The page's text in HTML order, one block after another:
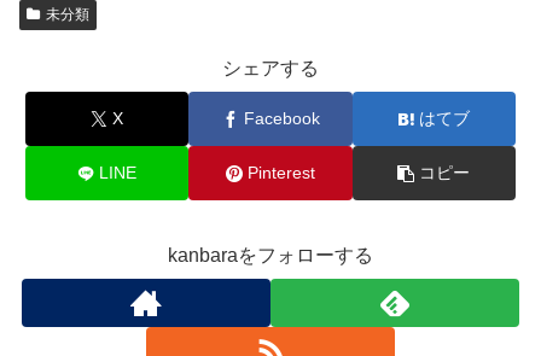
未分類
シェアする
X Facebook はてブ
LINE Pinterest コピー
kanbaraをフォローする